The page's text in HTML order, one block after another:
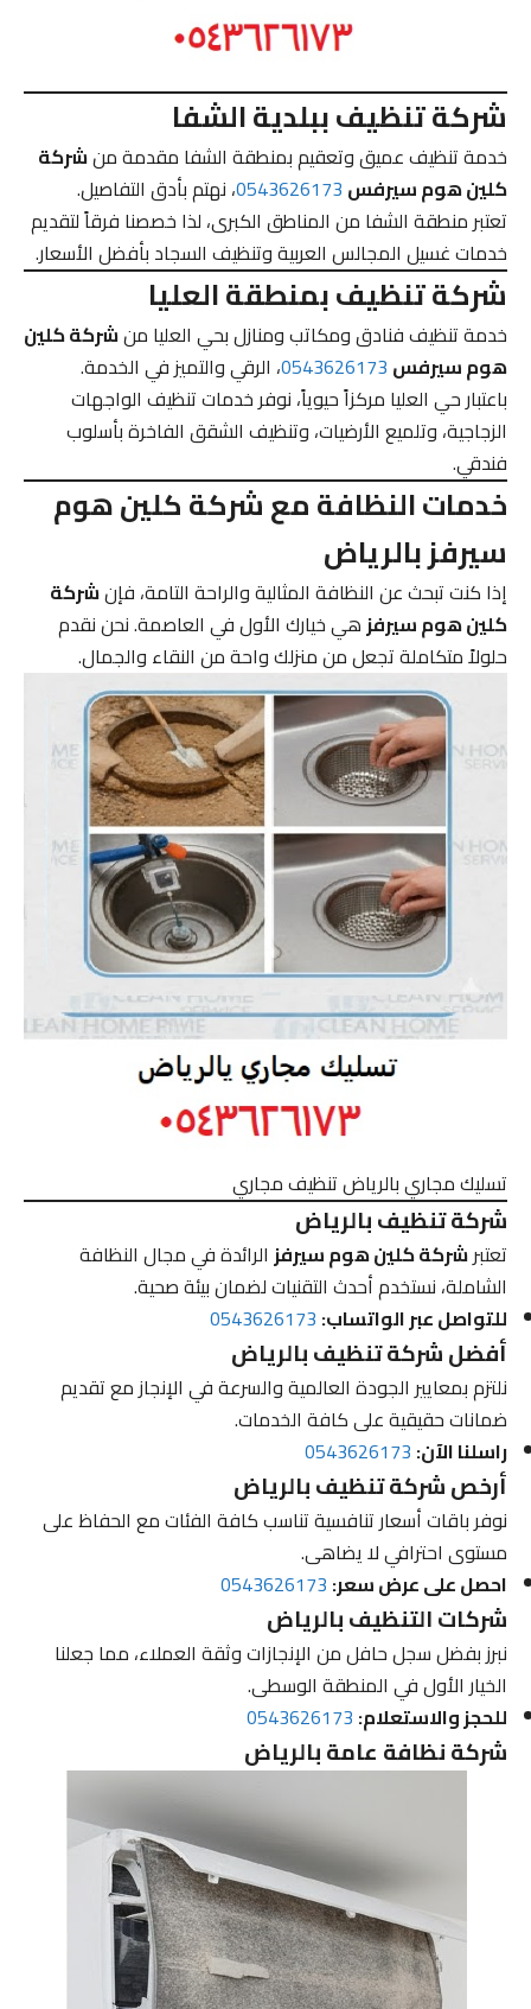
شركة تنظيف ببلدية الشفا
خدمة تنظيف عميق وتعقيم بمنطقة الشفا مقدمة منشركة
كلين هوم سيرفس0543626173، نهتم بأدق التفاصيل.
تعتبر منطقة الشفا من المناطق الكبرى، لذا خصصنا فرقاً لتقديم
خدمات غسيل المجالس العربية وتنظيف السجاد بأفضل الأسعار.
شركة تنظيف بمنطقة العليا
خدمة تنظيف فنادق ومكاتب ومنازل بحي العليا منشركة كلين
هوم سيرفس0543626173، الرقي والتميز في الخدمة.
باعتبار حي العليا مركزاً حيوياً، نوفر خدمات تنظيف الواجهات
الزجاجية، وتلميع الأرضيات، وتنظيف الشقق الفاخرة بأسلوب
فندقي.
خدمات النظافة مع شركة كلين هوم
سيرفز بالرياض
إذا كنت تبحث عن النظافة المثالية والراحة التامة، فإنشركة
كلين هوم سيرفزهي خيارك الأول في العاصمة. نحن نقدم
حلولاً متكاملة تجعل من منزلك واحة من النقاء والجمال.
تسليك مجاري بالرياض تنظيف مجاري
شركة تنظيف بالرياض
تعتبرشركة كلين هوم سيرفزالرائدة في مجال النظافة
الشاملة، نستخدم أحدث التقنيات لضمان بيئة صحية.
للتواصل عبر الواتساب:0543626173
أفضل شركة تنظيف بالرياض
نلتزم بمعايير الجودة العالمية والسرعة في الإنجاز مع تقديم
ضمانات حقيقية على كافة الخدمات.
راسلنا الآن:0543626173
أرخص شركة تنظيف بالرياض
نوفر باقات أسعار تنافسية تناسب كافة الفئات مع الحفاظ على
مستوى احترافي لا يضاهى.
احصل على عرض سعر:0543626173
شركات التنظيف بالرياض
نبرز بفضل سجل حافل من الإنجازات وثقة العملاء، مما جعلنا
الخيار الأول في المنطقة الوسطى.
للحجز والاستعلام: 0543626173
شركة نظافة عامة بالرياض